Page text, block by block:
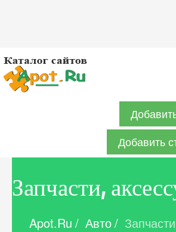
Добавить
Запчасти,
Apot.Ru / Авто/